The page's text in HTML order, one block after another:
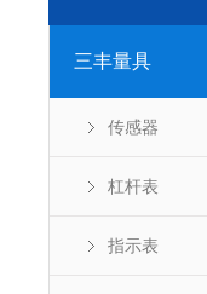
三丰量具
传感器
杠杆表
指示表